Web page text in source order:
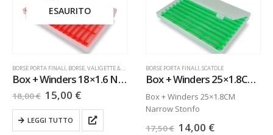
ESAURITO
BORSE PORTA FINALI, BORSE, VALIGETTE & SEDIE SCATOLE
Box + Winders 18×1.6 Narrow
18,00€ 15,00 €
LEGGI TUTTO
BORSE PORTA FINALI,SCATOLE
Box + Winders 25×1.8CM Narrow
Box + Winders 25×1.8CM
Narrow Stonfo
17,50€ 14,00 €